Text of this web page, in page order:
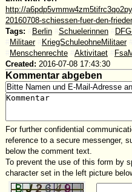
http://
20160708-schiessen-fuer-den-
Tags:
Berlin Schuelerinnen
Militaer KriegSchuleohneMilitaer
Menschenrechte Aktivitaet
Created: 2016-07-08 17:43:30
Kommentar abgeben
For further confidential
reference to a secure messenger,
below the comment text.
To prevent the use of this form by
character set in the left picture